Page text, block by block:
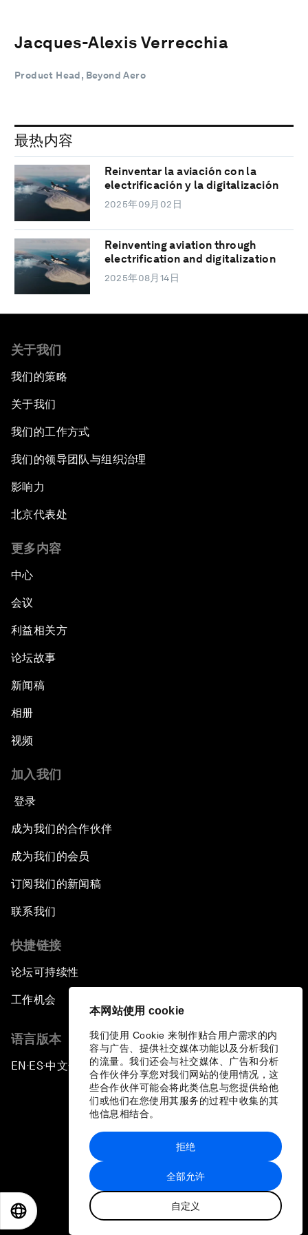
本网站使用 cookie
我们使用 Cookie 来制作贴合用户需求的内
容与广告、提供社交媒体功能以及分析我们
的流量。我们还会与社交媒体、广告和分析
合作伙伴分享您对我们网站的使用情况，这
些合作伙伴可能会将此类信息与您提供给他
们或他们在您使用其服务的过程中收集的其
他信息相结合。
全部允许
自定义
拒绝
Jacques-Alexis Verrecchia
Product Head, Beyond Aero
最热内容
Reinventar la aviación con la
electrificación y la digitalización
2025年09月02日
Reinventing aviation through
electrification and digitalization
2025年08月14日
关于我们
我们的策略
关于我们
我们的工作方式
我们的领导团队与组织治理
影响力
北京代表处
更多内容
中心
会议
利益相关方
论坛故事
新闻稿
相册
视频
加入我们
登录
成为我们的合作伙伴
成为我们的会员
订阅我们的新闻稿
联系我们
快捷链接
论坛可持续性
工作机会
语言版本
EN ▪ES▪中文▪ 日本語
站点地图
世界经济论坛